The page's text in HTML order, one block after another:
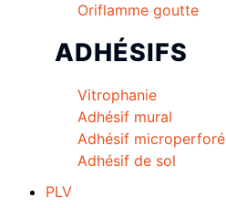
Oriflamme goutte
ADHÉSIFS
Vitrophanie
Adhésif mural
Adhésif microperforé
Adhésif de sol
PLV